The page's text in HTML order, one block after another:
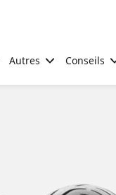
Autres Conseils